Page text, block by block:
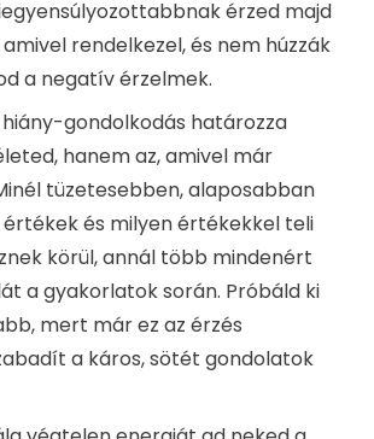
érzed majd
rendelkezel, és nem húzzák
a negatív érzelmek.
hiány-gondolkodás határozza
hanem az, amivel már
tüzetesebben, alaposabban
és milyen értékekkel teli
körül, annál több mindenért
a gyakorlatok során. Próbáld ki
mert már ez az érzés
a káros, sötét gondolatok